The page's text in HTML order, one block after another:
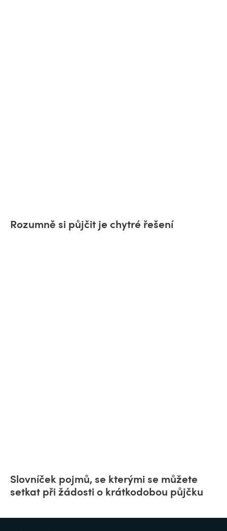
Rozumně si půjčit je chytré řešení
Slovníček pojmů, se kterými se můžete
setkat při žádosti o krátkodobou půjčku